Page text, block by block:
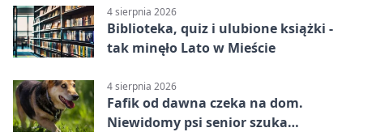
4 sierpnia 2026
Biblioteka, quiz i ulubione książki -
tak minęło Lato w Mieście
4 sierpnia 2026
Fafik od dawna czeka na dom.
Niewidomy psi senior szuka